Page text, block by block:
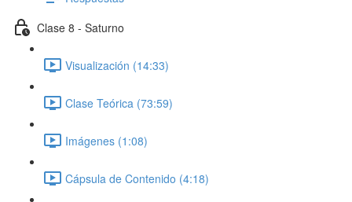
Clase 8 - Saturno
Visualización (14:33)
Clase Teórica (73:59)
Imágenes (1:08)
Cápsula de Contenido (4:18)